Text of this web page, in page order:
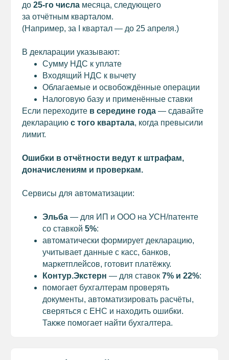
до 25-го числа месяца, следующего
за отчётным кварталом.
(Например, за I квартал — до 25 апреля.)
В декларации указывают:
Сумму НДС к уплате
Входящий НДС к вычету
Облагаемые и освобождённые операции
Налоговую базу и применённые ставки
Если переходите в середине года — сдавайте
декларацию с того квартала, когда превысили
лимит.
Ошибки в отчётности ведут к штрафам,
доначислениям и проверкам.
Сервисы для автоматизации:
Эльба — для ИП и ООО на УСН/патенте
со ставкой 5%:
автоматически формирует декларацию,
учитывает данные с касс, банков,
маркетплейсов, готовит платёжку.
Контур.Экстерн — для ставок 7% и 22%:
помогает бухгалтерам проверять
документы, автоматизировать расчёты,
сверяться с ЕНС и находить ошибки.
Также помогает найти бухгалтера.
СМОТРЕТЬ ДРУГИЕ НОВОСТИ
НАВИГАЦИЯ
О РАЙОНЕ
ПРЕДПРИНИМАТЕЛЮ&AMP;NBSP;